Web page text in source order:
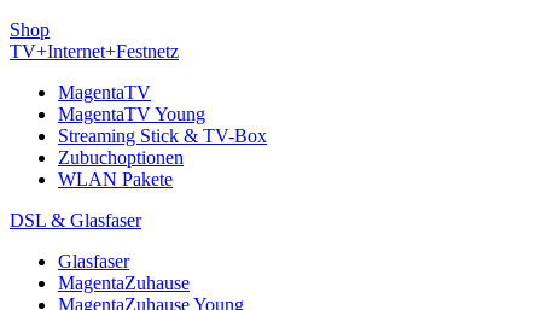
Shop
TV+Internet+Festnetz
MagentaTV
MagentaTV Young
Streaming Stick & TV-Box
Zubuchoptionen
WLAN Pakete
DSL & Glasfaser
Glasfaser
MagentaZuhause
MagentaZuhause Young